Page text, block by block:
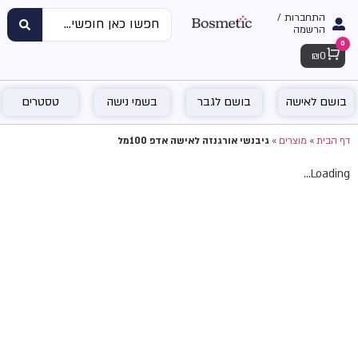
התחברות /
הרשמה
Cart
0
₪ 0
בושם לאישה בושם לגבר בשמי נישה טסטרים
דף הבית»מוצרים»גיבנשי אורגנזה לאישה אדפ 100מל
Loading...